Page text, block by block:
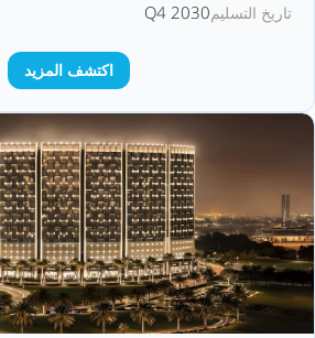
تاريخ التسليمQ4 2030
اكتشف المزيد